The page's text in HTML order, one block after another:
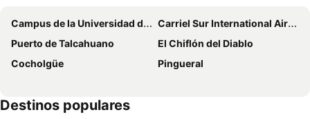
Campus de la Universidad de Concepción
Carriel Sur International Airport
Puerto de Talcahuano
El Chiflón del Diablo
Cocholgüe
Pingueral
Destinos populares